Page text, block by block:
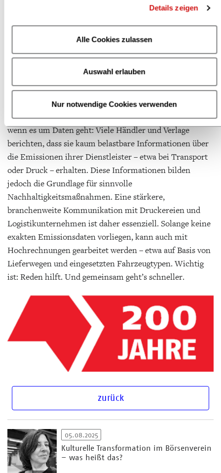
Details zeigen
Alle Cookies zulassen
Auswahl erlauben
Nur notwendige Cookies verwenden
Buchbranche, in der viele Akteur*innen voneinander
abhängig sind. Wenn sich Buchhandlungen, Verlage,
Druckereien und Logistikpartner untereinander
austauschen, können Herausforderungen schneller
lassen sich so viel wirksamer verbreiten.
Anfänglich ist dieser Austausch besonders notwendig,
wenn es um Daten geht: Viele Händler und Verlage
berichten, dass sie kaum belastbare Informationen über
die Emissionen ihrer Dienstleister – etwa bei Transport
oder Druck – erhalten. Diese Informationen bilden
jedoch die Grundlage für sinnvolle
Nachhaltigkeitsmaßnahmen. Eine stärkere,
branchenweite Kommunikation mit Druckereien und
Logistikunternehmen ist daher essenziell. Solange keine
exakten Emissionsdaten vorliegen, kann auch mit
Hochrechnungen gearbeitet werden – etwa auf Basis von
Lieferwegen und eingesetzten Fahrzeugtypen. Wichtig
ist: Reden hilft. Und gemeinsam geht’s schneller.
zurück
05.08.2025
Kulturelle Transformation im Börsenverein
– was heißt das?